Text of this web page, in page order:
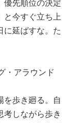
優先順位の決定
と今すぐ立ち上
に延ばすな。た
・アラウンド
歩き廻る。自
考しながら歩き